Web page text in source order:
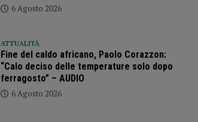
6 Agosto 2026
ATTUALITÀ
Fine del caldo africano, Paolo Corazzon:
“Calo deciso delle temperature solo dopo
ferragosto” – AUDIO
6 Agosto 2026